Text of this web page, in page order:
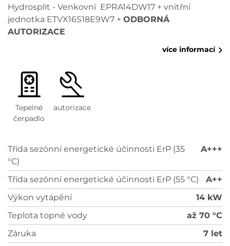
Tepelné
čerpadlo
autorizace
Hydrosplit - Venkovní EPRA14DW17 + vnitřní
jednotka ETVX16S18E9W7 + ODBORNÁ
AUTORIZACE
více informací
Třída sezónní energetické účinnosti ErP (35
°C)
A+++
Třída sezónní energetické účinnosti ErP (55 °C)
A++
Výkon vytápění
14 kW
Teplota topné vody
až 70 °C
Záruka
7 let